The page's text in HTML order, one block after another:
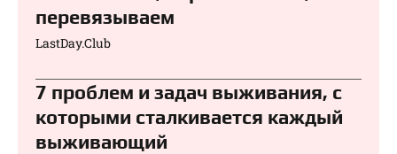
перевязываем⁠⁠
LastDay.Club
7 проблем и задач выживания, с
которыми сталкивается каждый
выживающий